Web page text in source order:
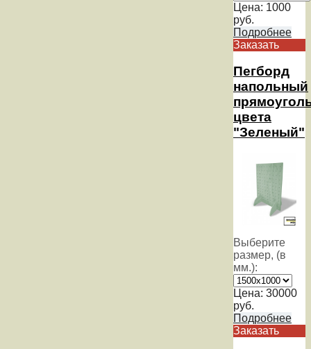
Цена: 1000
руб.
Подробнее
Заказать
Пегборд
напольный
цвета
"Зеленый"
Выберите
размер, (в
мм.):
Цена: 30000
руб.
Подробнее
Заказать